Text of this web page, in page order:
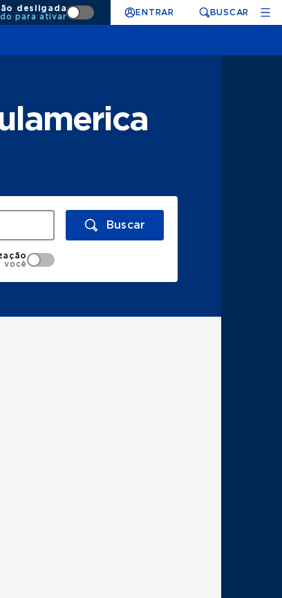
desligada
para ativar
ENTRAR BUSCAR
Buscar
você